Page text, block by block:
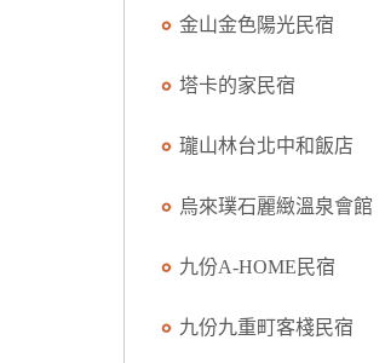
金山金色陽光民宿
塔卡的家民宿
瓏山林台北中和飯店
烏來璞石麗緻溫泉會館
九份A-HOME民宿
九份九重町客棧民宿